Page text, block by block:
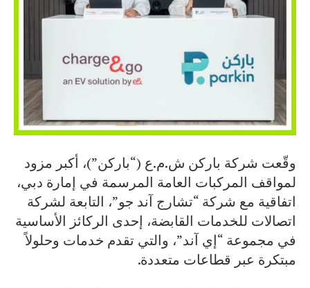
وقّعت شركة باركن ش.م.ع (“باركن”)، أكبر مزود
لمواقف المركبات العامة المرسمة في إمارة دبي،
اتفاقية مع شركة “تشارج آند جو”، التابعة لشركة
اتصالات للخدمات القابضة، إحدى الركائز الأساسية
في مجموعة “إي آند”، والتي تقدم خدمات وحلولاً
مبتكرة عبر قطاعات متعددة.